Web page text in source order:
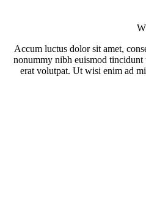
Accum luctus dolor sit amet,
nonummy nibh euismod tincidunt
erat volutpat. Ut wisi enim ad